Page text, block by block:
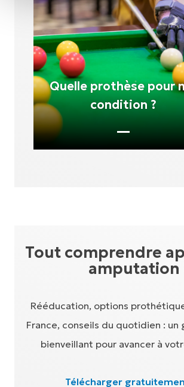
Quelle prothèse pour
condition ?
Tout comprendre
amputation
Rééducation, options
France, conseils du quotidien : un
bienveillant pour avancer à
Télécharger